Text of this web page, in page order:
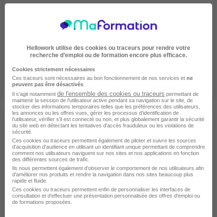
Art, Design, Décoration • BTP, Travaux, Architecture •
Bureautique, Office • Développement Personnel,
Épanouissement • Digital, Internet • Informatique, DATA,
A BONNE ECOLE
Bureautique, Office • Commerce, Marketing •
Communication, Événementiel • Développement Personnel,
Épanouissement • Enseignement, Coaching • Informatique,
DATA, SIG • Management, Direction • Ressources
Hellowork utilise des cookies ou traceurs pour rendre votre
recherche d’emploi ou de formation encore plus efficace.
Cookies strictement nécessaires
Ces traceurs sont nécessaires au bon fonctionnement de nos services et ne
peuvent pas être désactivés
Il s'agit notamment de l'ensemble des cookies ou traceurs permettant de
maintenir la session de l'utilisateur active pendant sa navigation sur le site, de
stocker des informations temporaires telles que les préférences des utilisateurs,
les annonces ou les offres vues, gérer les processus d'identification de
l'utilisateur, vérifier s'il est connecté ou non, et plus globalement garantir la sécurité
du site web en détectant les tentatives d'accès frauduleux ou les violations de
sécurité.
Ces cookies ou traceurs permettent également de piloter et suivre les sources
d'acquisition d'audience en utilisant un identifiant unique permettant de comprendre
comment nos utilisateurs naviguent sur nos sites et nos applications en fonction
des différentes sources de trafic.
Ils nous permettent également d’observer le comportement de nos utilisateurs afin
d'améliorer nos produits et rendre la navigation dans nos sites beaucoup plus
rapide et fluide.
Ces cookies ou traceurs permettent enfin de personnaliser les interfaces de
consultation et d'effectuer une présentation personnalisée des offres d'emploi ou
de formations proposées.